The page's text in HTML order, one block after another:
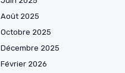
Août 2025
Octobre 2025
Décembre 2025
Février 2026